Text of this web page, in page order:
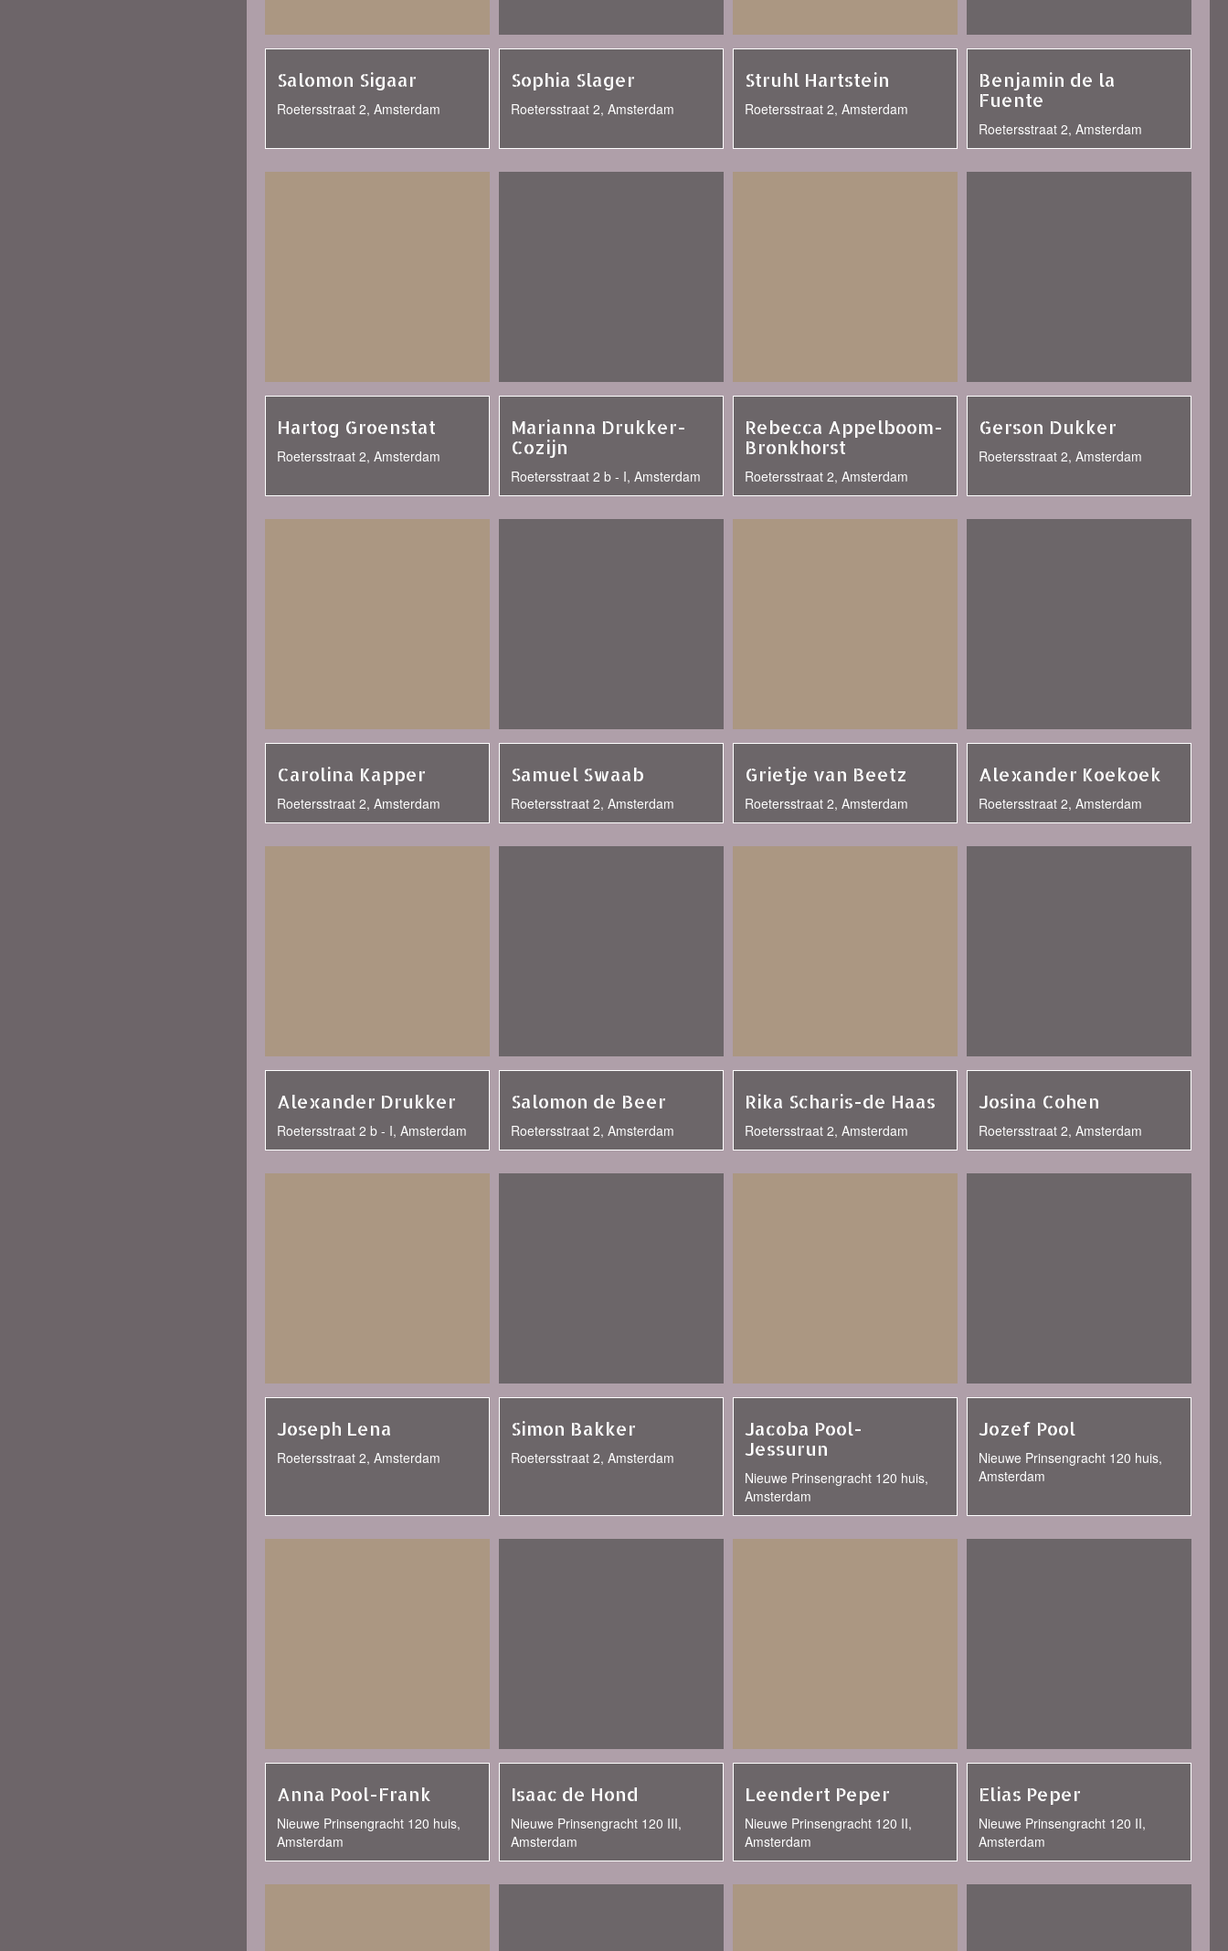
Salomon Sigaar
Roetersstraat 2, Amsterdam
Sophia Slager
Roetersstraat 2, Amsterdam
Struhl Hartstein
Roetersstraat 2, Amsterdam
Benjamin de la
Fuente
Roetersstraat 2, Amsterdam
Hartog Groenstat
Roetersstraat 2, Amsterdam
Marianna Drukker-
Cozijn
Roetersstraat 2 b - I, Amsterdam
Rebecca Appelboom-
Bronkhorst
Roetersstraat 2, Amsterdam
Gerson Dukker
Roetersstraat 2, Amsterdam
Carolina Kapper
Roetersstraat 2, Amsterdam
Samuel Swaab
Roetersstraat 2, Amsterdam
Grietje van Beetz
Roetersstraat 2, Amsterdam
Alexander Koekoek
Roetersstraat 2, Amsterdam
Alexander Drukker
Roetersstraat 2 b - I, Amsterdam
Salomon de Beer
Roetersstraat 2, Amsterdam
Rika Scharis-de Haas
Roetersstraat 2, Amsterdam
Josina Cohen
Roetersstraat 2, Amsterdam
Joseph Lena
Roetersstraat 2, Amsterdam
Simon Bakker
Roetersstraat 2, Amsterdam
Jacoba Pool-
Jessurun
Nieuwe Prinsengracht 120 huis,
Amsterdam
Jozef Pool
Nieuwe Prinsengracht 120 huis,
Amsterdam
Anna Pool-Frank
Nieuwe Prinsengracht 120 huis,
Amsterdam
Isaac de Hond
Nieuwe Prinsengracht 120 III,
Amsterdam
Leendert Peper
Nieuwe Prinsengracht 120 II,
Amsterdam
Elias Peper
Nieuwe Prinsengracht 120 II,
Amsterdam